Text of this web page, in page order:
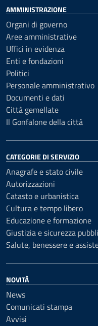
AMMINISTRAZIONE
Organi di governo
Aree amministrative
Uffici in evidenza
Enti e fondazioni
Politici
Personale amministrativo
Documenti e dati
Città gemellate
Il Gonfalone della città
CATEGORIE DI SERVIZIO
Anagrafe e stato civile
Autorizzazioni
Catasto e urbanistica
Cultura e tempo libero
Educazione e formazione
Giustizia e sicurezza
Salute, benessere e
NOVITÀ
News
Comunicati stampa
Avvisi